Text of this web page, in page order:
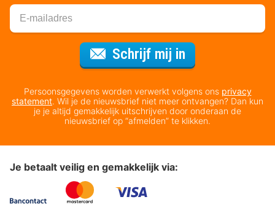
Schrijf mij in
Persoonsgegevens worden verwerkt volgens ons privacy
statement. Wil je de nieuwsbrief niet meer ontvangen? Dan kun
je je altijd gemakkelijk uitschrijven door onderaan de
nieuwsbrief op “afmelden” te klikken.
Je betaalt veilig en gemakkelijk via: